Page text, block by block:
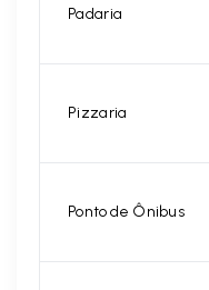
Padaria
Pizzaria
Ponto de Ônibus